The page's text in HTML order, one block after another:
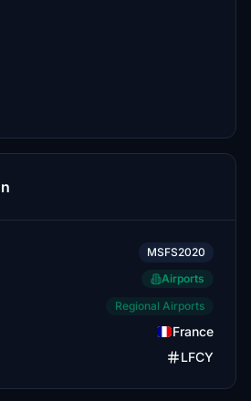
MSFS2020
Airports
Regional Airports
France
LFCY